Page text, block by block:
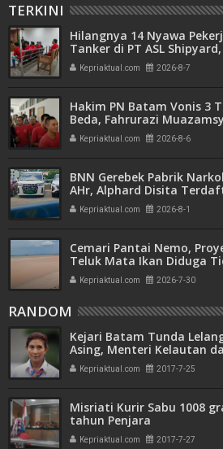
TERKINI
Hilangnya 14 Nyawa
Tanker di PT ASL
Hanya Dituntut 1 Tahun 6
Kepriaktual.com 2026-8-7
Hakim PN Batam Vonis 3
Beda, Fahrurazi
Azzurah dan Risma
Kepriaktual.com 2026-8-6
BNN Gerebek Pabrik
AHr, Alphard Disita
Mitra Usaha Properti
Kepriaktual.com 2026-8-1
Cemari Pantai Nemo,
Teluk Mata Ikan Diduga
Amdal
Kepriaktual.com 2026-7-30
RANDOM
Kejari Batam Tunda
Asing, Menteri Kelautan
Pernyataan ke Publik
Kepriaktual.com 2017-7-25
Misriati Kurir Sabu 1008
tahun Penjara
Kepriaktual.com 2017-7-27